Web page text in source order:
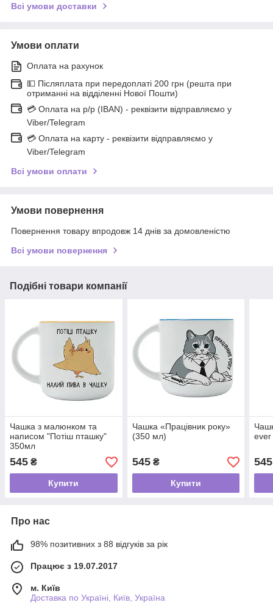
Всі умови доставки
Умови оплати
Оплата на рахунок
💵 Післяплата при передоплаті 200 грн (решта при
отриманні на відділенні Нової Пошти)
💳 Оплата на р/р (IBAN) - реквізити відправляємо у
Viber/Telegram
💳 Оплата на карту - реквізити відправляємо у
Viber/Telegram
Всі умови оплати
Умови повернення
Повернення товару впродовж 14 днів за домовленістю
Всі умови повернення
Подібні товари компанії
Чашка з малюнком та
написом "Потіш пташку"
350мл
545 ₴
Купити
Чашка «Працівник року»
(350 мл)
545₴
Купити
545
Про нас
98% позитивних з 88 відгуків за рік
Працює з 19.07.2017
м. Київ
Доставка по Україні, Київ, Україна